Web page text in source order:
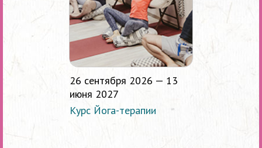
26 сентября 2026 — 13
июня 2027
Курс Йога-терапии